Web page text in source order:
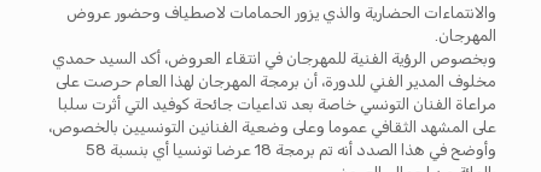
والانتماءات الحضارية والذي يزور الحمامات لاصطياف وحضور عروض
المهرجان.
وبخصوص الرؤية الفنية للمهرجان في انتقاء العروض، أكد السيد حمدي
مخلوف المدير الفني للدورة، أن برمجة المهرجان لهذا العام حرصت على
مراعاة الفنان التونسي خاصة بعد تداعيات جائحة كوفيد التي أثرت سلبا
على المشهد الثقافي عموما وعلى وضعية الفنانين التونسيين بالخصوص،
وأوضح في هذا الصدد أنه تم برمجة 18 عرضا تونسيا أي بنسبة 58